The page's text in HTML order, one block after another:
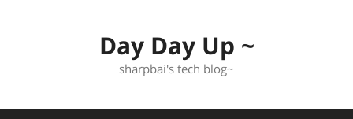
Day Day Up ~
sharpbai's tech blog~